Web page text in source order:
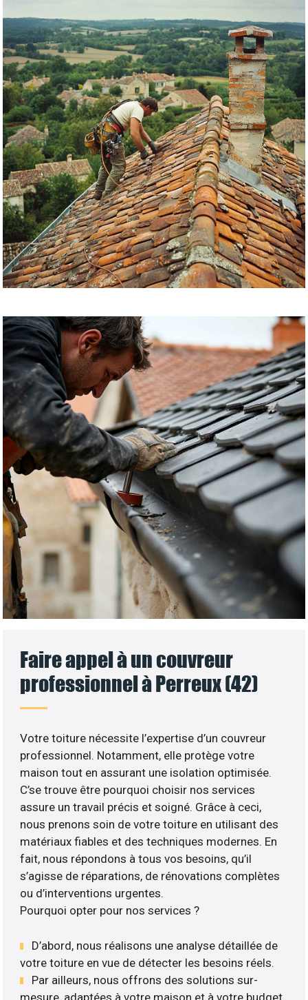
Faire appel à un couvreur
professionnel à Perreux (42)
Votre toiture nécessite l’expertise d’un couvreur
professionnel. Notamment, elle protège votre
maison tout en assurant une isolation optimisée.
C’se trouve être pourquoi choisir nos services
assure un travail précis et soigné. Grâce à ceci,
nous prenons soin de votre toiture en utilisant des
matériaux fiables et des techniques modernes. En
fait, nous répondons à tous vos besoins, qu’il
s’agisse de réparations, de rénovations complètes
ou d’interventions urgentes.
Pourquoi opter pour nos services ?
D’abord, nous réalisons une analyse détaillée de
votre toiture en vue de détecter les besoins réels.
Par ailleurs, nous offrons des solutions sur-
mesure, adaptées à votre maison et à votre budget.